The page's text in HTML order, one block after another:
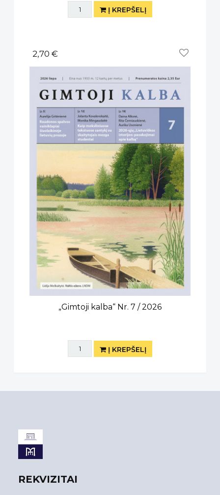
Į KREPŠELĮ
2,70 €
„Gimtoji kalba“ Nr. 7 / 2026
Į KREPŠELĮ
REKVIZITAI